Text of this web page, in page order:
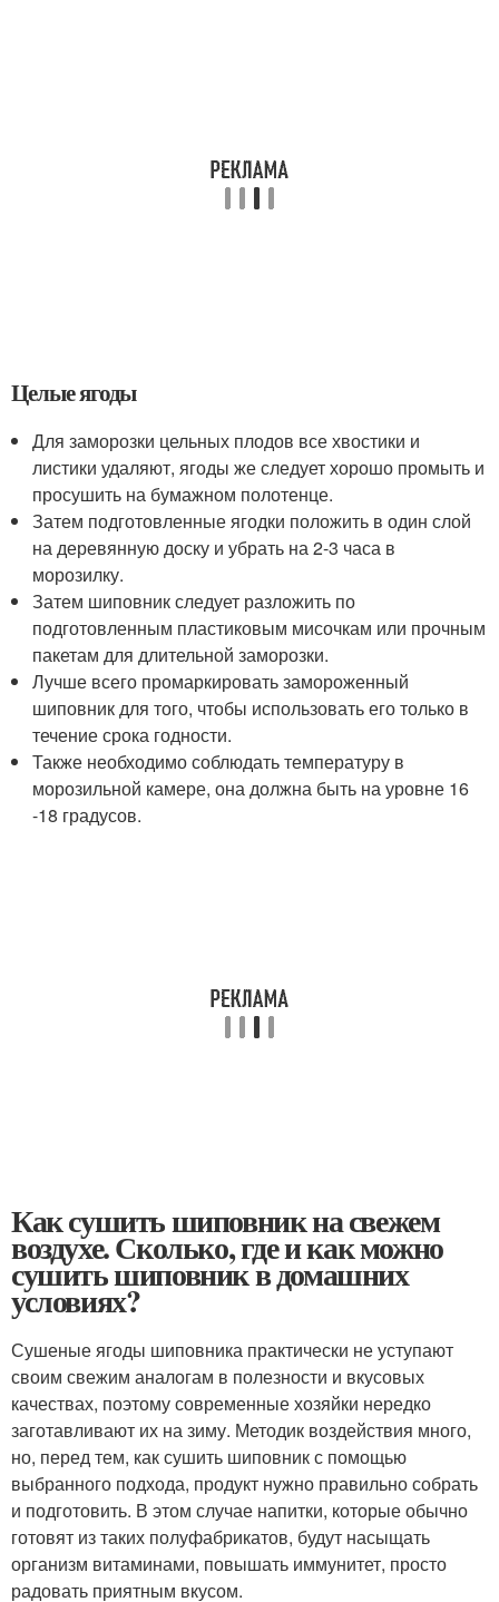
Целые ягоды
Для заморозки цельных плодов все хвостики и
листики удаляют, ягоды же следует хорошо промыть и
просушить на бумажном полотенце.
Затем подготовленные ягодки положить в один слой
на деревянную доску и убрать на 2-3 часа в
морозилку.
Затем шиповник следует разложить по
подготовленным пластиковым мисочкам или прочным
пакетам для длительной заморозки.
Лучше всего промаркировать замороженный
шиповник для того, чтобы использовать его только в
течение срока годности.
Также необходимо соблюдать температуру в
морозильной камере, она должна быть на уровне 16
-18 градусов.
Как сушить шиповник на свежем
воздухе. Сколько, где и как можно
сушить шиповник в домашних
условиях?
Сушеные ягоды шиповника практически не уступают
своим свежим аналогам в полезности и вкусовых
качествах, поэтому современные хозяйки нередко
заготавливают их на зиму. Методик воздействия много,
но, перед тем, как сушить шиповник с помощью
выбранного подхода, продукт нужно правильно собрать
и подготовить. В этом случае напитки, которые обычно
готовят из таких полуфабрикатов, будут насыщать
организм витаминами, повышать иммунитет, просто
радовать приятным вкусом.